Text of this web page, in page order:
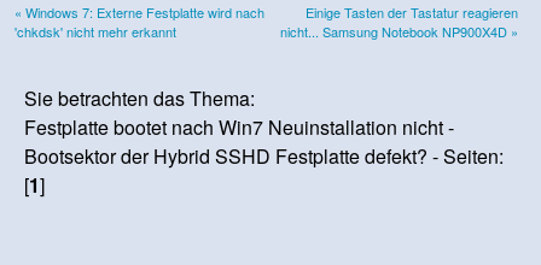
« Windows 7: Externe Festplatte wird nach
'chkdsk' nicht mehr erkannt
Einige Tasten der Tastatur reagieren
nicht... Samsung Notebook NP900X4D »
Sie betrachten das Thema:
Festplatte bootet nach Win7 Neuinstallation nicht -
Bootsektor der Hybrid SSHD Festplatte defekt? - Seiten:
[1]